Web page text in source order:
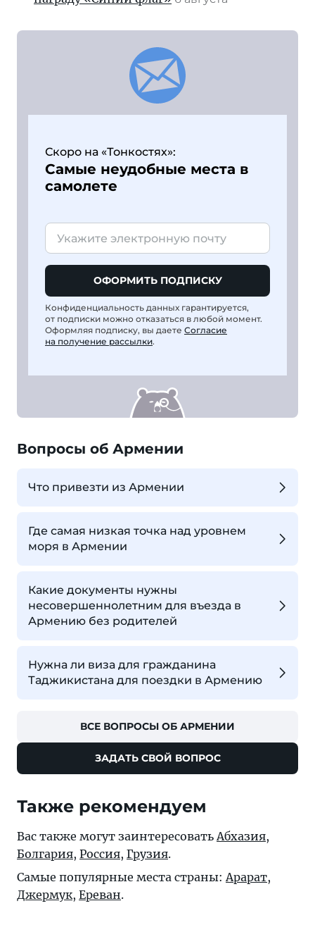
Скоро на «Тонкостях»:
Самые неудобные места в
самолете
ОФОРМИТЬ ПОДПИСКУ
Конфиденциальность данных гарантируется,
от подписки можно отказаться в любой момент.
Оформляя подписку, вы даете Согласие
на получение рассылки.
Вопросы об Армении
Что привезти из Армении
Где самая низкая точка над уровнем
моря в Армении
Какие документы нужны
несовершеннолетним для въезда в
Армению без родителей
Нужна ли виза для гражданина
Таджикистана для поездки в Армению
ВСЕ ВОПРОСЫ ОБ АРМЕНИИ
ЗАДАТЬ СВОЙ ВОПРОС
Также рекомендуем
Вас также могут заинтересоватьАбхазия,
Болгария, Россия, Грузия.
Самые популярные места страны:Арарат,
Джермук, Ереван.